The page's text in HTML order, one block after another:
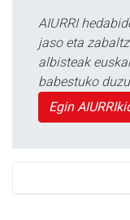
AIURRI
jaso eta
albisteak
babestuko duzu.
Egin